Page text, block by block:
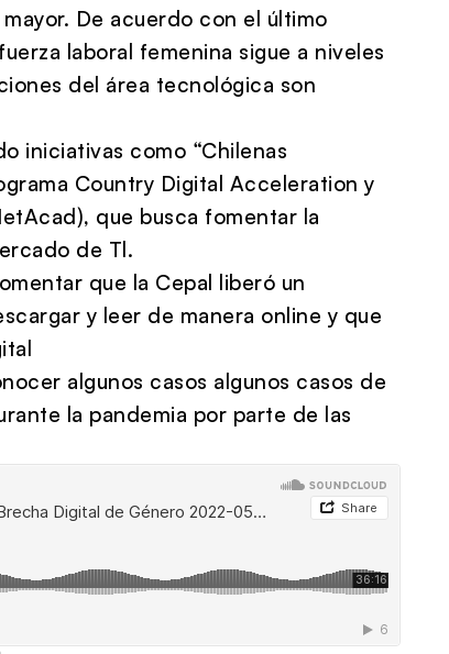
De acuerdo con el último
laboral femenina sigue a niveles
del área tecnológica son
iniciativas como “Chilenas
Country Digital Acceleration y
que busca fomentar la
de Tl.
que la Cepal liberó un
y leer de manera online y que
algunos casos algunos casos de
la pandemia por parte de las